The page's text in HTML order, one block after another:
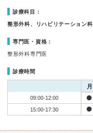
診療科目：
整形外科、リハビリテーション科
専門医・資格：
整形外科専門医
診療時間
月
09:00-12:00
15:00-17:30